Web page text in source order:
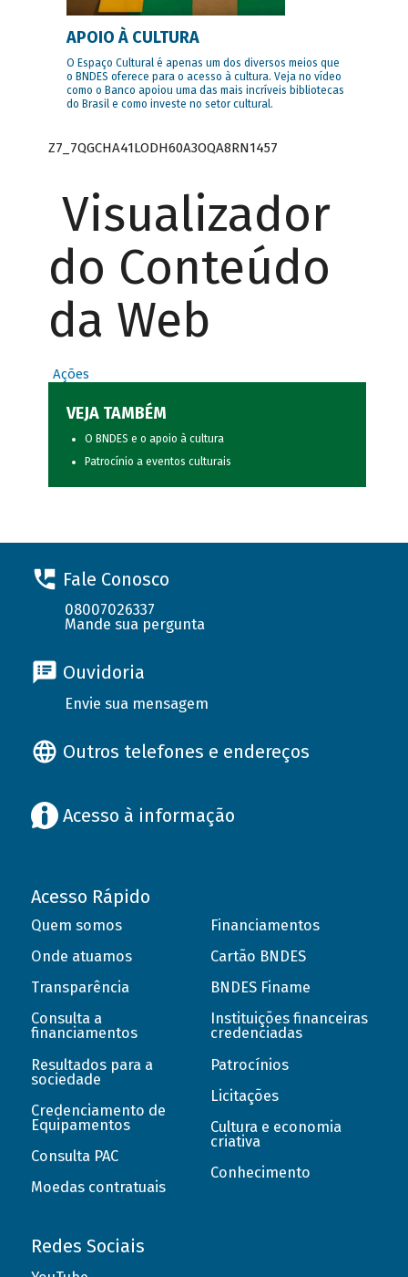
APOIO À CULTURA
O Espaço Cultural é apenas um dos diversos meios que
o BNDES oferece para o acesso à cultura. Veja no vídeo
como o Banco apoiou uma das mais incríveis bibliotecas
do Brasil e como investe no setor cultural.
Z7_7QGCHA41LODH60A3OQA8RN1457
Visualizador
do Conteúdo
da Web
Ações
VEJA TAMBÉM
O BNDES e o apoio à cultura
Patrocínio a eventos culturais
Fale Conosco
08007026337
Mande sua pergunta
Ouvidoria
Envie sua mensagem
Outros telefones e endereços
Acesso à informação
Acesso Rápido
Quem somos
Onde atuamos
Transparência
Consulta a
financiamentos
Resultados para a
sociedade
Credenciamento de
Equipamentos
Consulta PAC
Moedas contratuais
Financiamentos
Cartão BNDES
BNDES Finame
Instituições financeiras
credenciadas
Patrocínios
Licitações
Cultura e economia
criativa
Conhecimento
Redes Sociais